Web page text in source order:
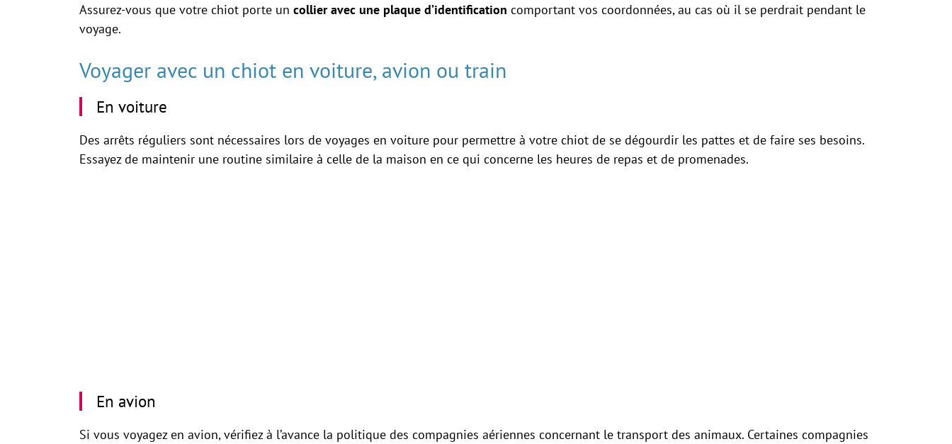
Assurez-vous que votre chiot porte un collier avec une plaque d’identification comportant vos coordonnées, au cas où il se perdrait pendant le
voyage.
Voyager avec un chiot en voiture, avion ou train
En voiture
Des arrêts réguliers sont nécessaires lors de voyages en voiture pour permettre à votre chiot de se dégourdir les pattes et de faire ses besoins.
Essayez de maintenir une routine similaire à celle de la maison en ce qui concerne les heures de repas et de promenades.
En avion
Si vous voyagez en avion, vérifiez à l’avance la politique des compagnies aériennes concernant le transport des animaux. Certaines compagnies